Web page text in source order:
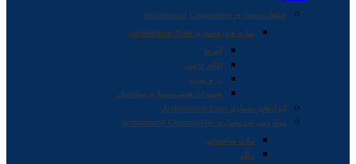
قطعات معماری Architectural Components
سازه های معماری Architectural Parts
آجرها
اقلام تزئینی
در و پنجره
تجهیزات هوشمندسازی ساختمان
ابزارهای معماری Architectural Tools
مواد مصرفی معماری Architectural Consumables
ملات ساختمانی
رنگ